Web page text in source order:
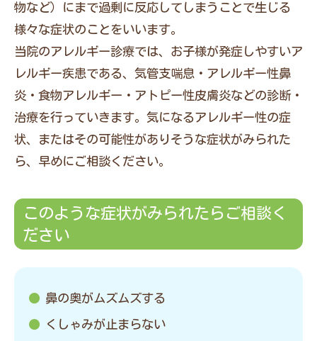
物など）にまで過剰に反応してしまうことで生じる
様々な症状のことをいいます。
当院のアレルギー診療では、お子様が発症しやすいア
レルギー疾患である、気管支喘息・アレルギー性鼻
炎・食物アレルギー・アトピー性皮膚炎などの診断・
治療を行っていきます。気になるアレルギー性の症
状、またはその可能性がありそうな症状がみられた
ら、早めにご相談ください。
このような症状がみられたらご相談く
ださい
鼻の奥がムズムズする
くしゃみが止まらない